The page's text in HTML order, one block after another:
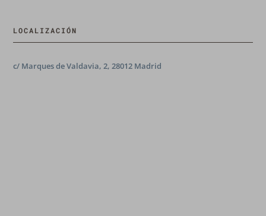
LOCALIZACIÓN
c/ Marques de Valdavia, 2, 28012 Madrid